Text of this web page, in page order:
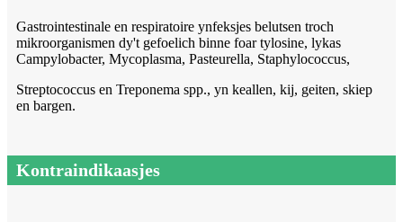
Gastrointestinale en respiratoire ynfeksjes belutsen troch
mikroorganismen dy't gefoelich binne foar tylosine, lykas
Campylobacter, Mycoplasma, Pasteurella, Staphylococcus,
Streptococcus en Treponema spp., yn keallen, kij, geiten, skiep
en bargen.
Kontraindikaasjes